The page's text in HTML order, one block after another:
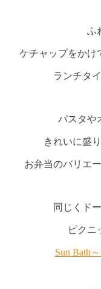
ふ
ケチャップをかけ
ランチタ
パスタや
きれいに盛
お弁当のバリエ
同じくド
ピクニ
Sun Bath